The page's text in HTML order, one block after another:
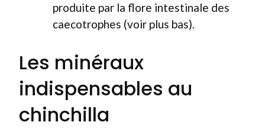
produite par la flore intestinale des
caecotrophes (voir plus bas).
Les minéraux
indispensables au
chinchilla